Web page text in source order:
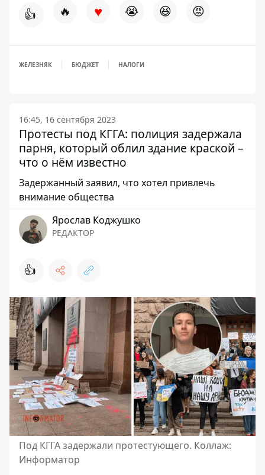
👍 🔥 ♥ 😭 😆 😡
ЖЕЛЕЗНЯК БЮДЖЕТ НАЛОГИ
16:45, 16 сентября 2023
Протесты под КГГА: полиция задержала
парня, который облил здание краской –
что о нём известно
Задержанный заявил, что хотел привлечь
внимание общества
Ярослав Коджушко
РЕДАКТОР
👍
Под КГГА задержали протестующего. Коллаж:
Информатор